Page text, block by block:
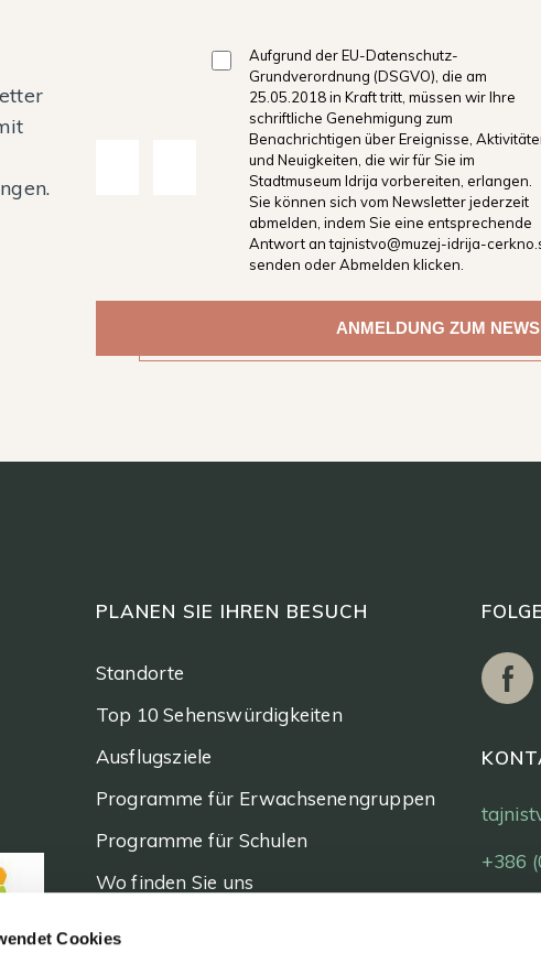
Cookies
Aufgrund der EU-Datenschutz-
Grundverordnung (DSGVO), die am
25.05.2018 in Kraft tritt, müssen wir Ihre
schriftliche Genehmigung zum
Benachrichtigen über Ereignisse,
und Neuigkeiten, die wir für Sie im
Stadtmuseum Idrija vorbereiten, erlangen.
Sie können sich vom Newsletter jederzeit
abmelden, indem Sie eine entsprechende
Antwort an tajnistvo@muzej-idrija-
senden oder Abmelden klicken.
PLANEN SIE IHREN BESUCH
Standorte
Top 10 Sehenswürdigkeiten
Ausflugsziele
Programme für Erwachsenengruppen
Programme für Schulen
Wo finden Sie uns
+386